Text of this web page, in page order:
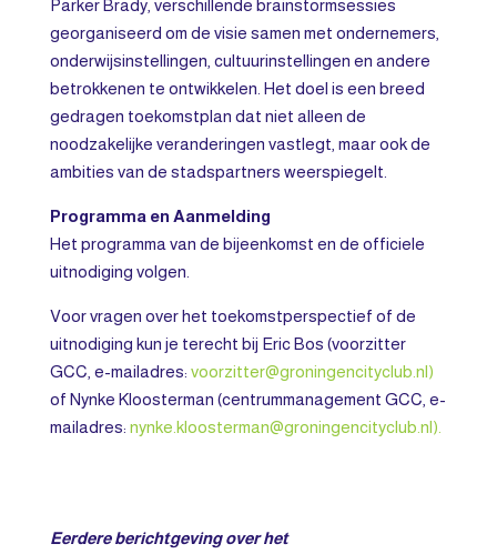
Parker Brady, verschillende brainstormsessies
georganiseerd om de visie samen met ondernemers,
onderwijsinstellingen, cultuurinstellingen en andere
betrokkenen te ontwikkelen. Het doel is een breed
gedragen toekomstplan dat niet alleen de
noodzakelijke veranderingen vastlegt, maar ook de
ambities van de stadspartners weerspiegelt.
Programma en Aanmelding
Het programma van de bijeenkomst en de officiele
uitnodiging volgen.
Voor vragen over het toekomstperspectief of de
uitnodiging kun je terecht bij Eric Bos (voorzitter
GCC, e-mailadres: voorzitter@groningencityclub.nl)
of Nynke Kloosterman (centrummanagement GCC, e-
mailadres: nynke.kloosterman@groningencityclub.nl).
Eerdere berichtgeving over het